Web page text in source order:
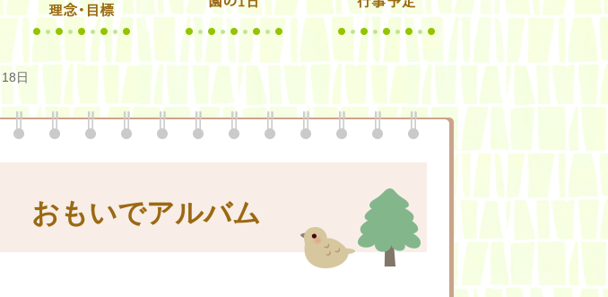
18日
おもいでアルバム